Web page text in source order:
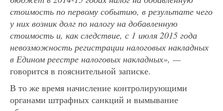
стоимость по первому событию, в результате чего
у них возник долг по налогу на добавленную
стоимость и, как следствие, с 1 июля 2015 года
невозможность регистрации налоговых накладных
в Едином реестре налоговых накладных», —
говорится в пояснительной записке.
В то же время начисление контролирующими
органами штрафных санкций и вымывание